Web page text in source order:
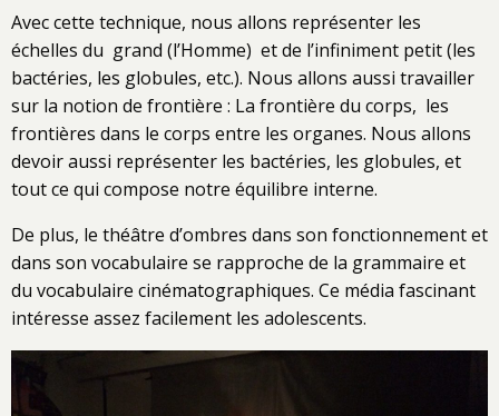
Avec cette technique, nous allons représenter les
échelles du grand (l’Homme) et de l’infiniment petit (les
bactéries, les globules, etc.). Nous allons aussi travailler
sur la notion de frontière : La frontière du corps, les
frontières dans le corps entre les organes. Nous allons
devoir aussi représenter les bactéries, les globules, et
tout ce qui compose notre équilibre interne.
De plus, le théâtre d’ombres dans son fonctionnement et
dans son vocabulaire se rapproche de la grammaire et
du vocabulaire cinématographiques. Ce média fascinant
intéresse assez facilement les adolescents.